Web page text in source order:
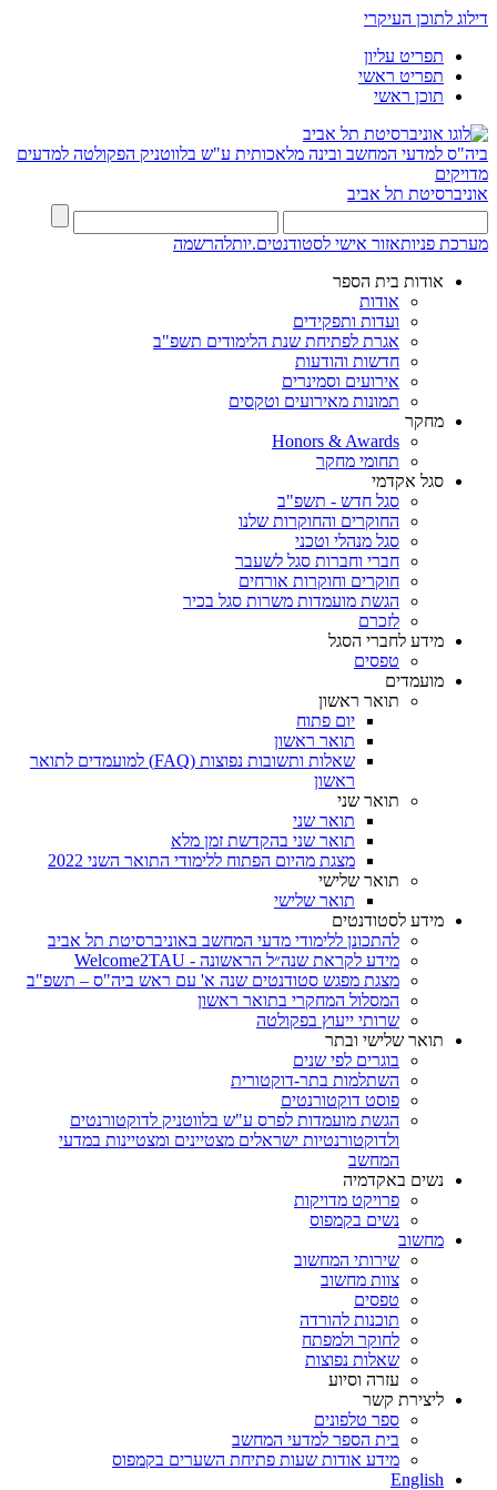
דילוג לתוכן העיקרי
תפריט עליון
תפריט ראשי
תוכן ראשי
ביה"ס למדעי המחשב ובינה מלאכותית ע"ש בלווטניק הפקולטה למדעים
מדויקים
אוניברסיטת תל אביב
מערכת פניותאזור אישי לסטודנטים.יותלהרשמה
אודות בית הספר
אודות
ועדות ותפקידים
אגרת לפתיחת שנת הלימודים תשפ"ב
חדשות והודעות
אירועים וסמינרים
תמונות מאירועים וטקסים
מחקר
Honors & Awards
תחומי מחקר
סגל אקדמי
סגל חדש - תשפ"ב
החוקרים והחוקרות שלנו
סגל מנהלי וטכני
חברי וחברות סגל לשעבר
חוקרים וחוקרות אורחים
הגשת מועמדות משרות סגל בכיר
לזכרם
מידע לחברי הסגל
טפסים
מועמדים
תואר ראשון
יום פתוח
תואר ראשון
שאלות ותשובות נפוצות (FAQ) למועמדים לתואר
ראשון
תואר שני
תואר שני
תואר שני בהקדשת זמן מלא
מצגת מהיום הפתוח ללימודי התואר השני 2022
תואר שלישי
תואר שלישי
מידע לסטודנטים
להתכונן ללימודי מדעי המחשב באוניברסיטת תל אביב
מידע לקראת שנה״ל הראשונה - Welcome2TAU
מצגת מפגש סטודנטים שנה א' עם ראש ביה"ס – תשפ"ב
המסלול המחקרי בתואר ראשון
שרותי ייעוץ בפקולטה
תואר שלישי ובתר
בוגרים לפי שנים
השתלמות בתר-דוקטורית
פוסט דוקטורנטים
הגשת מועמדות לפרס ע"ש בלווטניק לדוקטורנטים
ולדוקטורנטיות ישראלים מצטיינים ומצטיינות במדעי
המחשב
נשים באקדמיה
פרויקט מדויקות
נשים בקמפוס
מחשוב
שירותי המחשוב
צוות מחשוב
טפסים
תוכנות להורדה
לחוקר ולמפתח
שאלות נפוצות
עזרה וסיוע
ליצירת קשר
ספר טלפונים
בית הספר למדעי המחשב
מידע אודות שעות פתיחת השערים בקמפוס
English